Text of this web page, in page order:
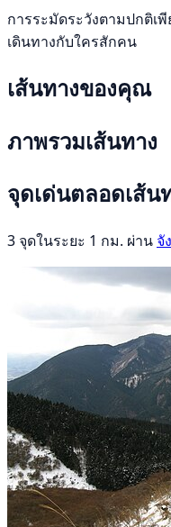
การระมัดระวังตามปกติเ
เดินทางกับใครสักคน
เส้นทางของคุณ
ภาพรวมเส้นทาง
จุดเด่นตลอดเส้น
3 จุดในระยะ 1 กม. ผ่าน จั